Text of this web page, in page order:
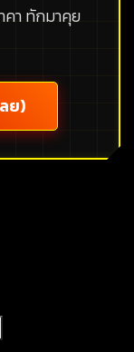
คา ทักมาคุย
ย)